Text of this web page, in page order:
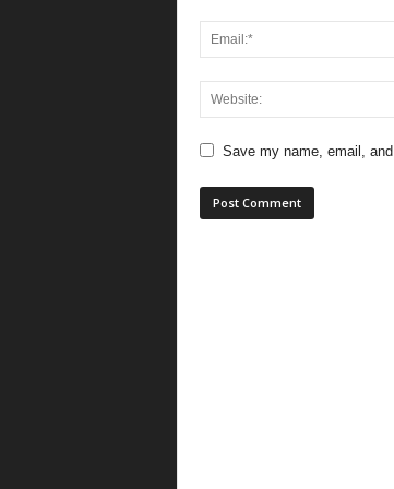
Save my name, email,